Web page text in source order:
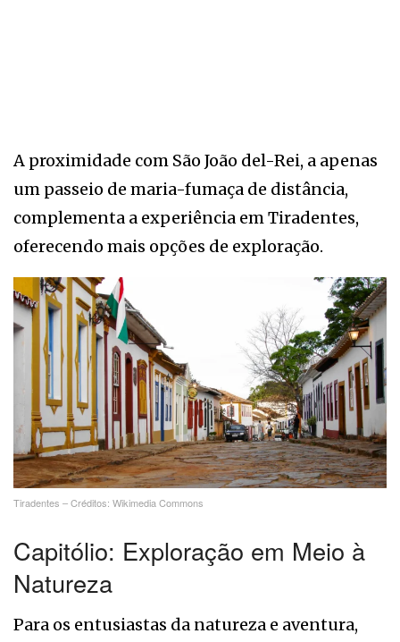
A proximidade com São João del-Rei, a apenas
um passeio de maria-fumaça de distância,
complementa a experiência em Tiradentes,
oferecendo mais opções de exploração.
Tiradentes – Créditos: Wikimedia Commons
Capitólio: Exploração em Meio à
Natureza
Para os entusiastas da natureza e aventura,